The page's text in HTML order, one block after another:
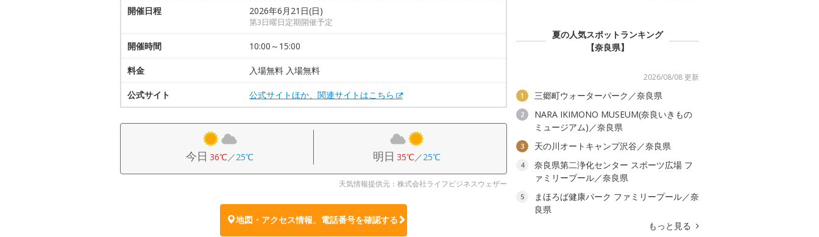
開催日程 2026年6月21日(日)
第3日曜日定期開催予定
開催時間 10:00～15:00
料金 入場無料 入場無料
公式サイト 公式サイトほか、関連サイトはこちら
今日 36℃／25℃ 明日 35℃／25℃
天気情報提供元：株式会社ライフビジネスウェザー
地図・アクセス情報、電話番号を確認する
夏の人気スポットランキング
【奈良県】
2026/08/08 更新
1 三郷町ウォーターパーク／奈良県
2
NARA IKIMONO MUSEUM(奈良いきもの
ミュージアム)／奈良県
3 天の川オートキャンプ沢谷／奈良県
4
奈良県第二浄化センター スポーツ広場 フ
ァミリープール／奈良県
5
まほろば健康パーク ファミリープール／奈
良県
もっと見る